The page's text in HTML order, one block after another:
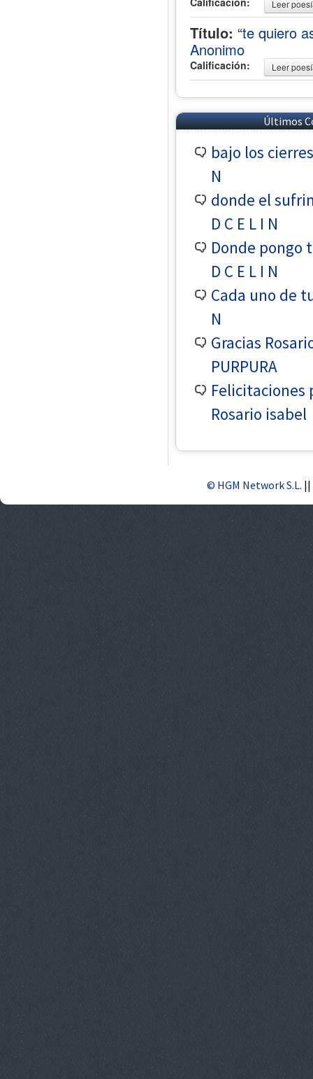
Leer
Título: “te
Anonimo
Calificación: Leer
Últimos
bajo los
N
donde el
D C E L I N
Donde pongo
D C E L I N
Cada uno de
N
Gracias
PURPURA
Felicitaciones
Rosario isabel
© HGM Network S.L. ||